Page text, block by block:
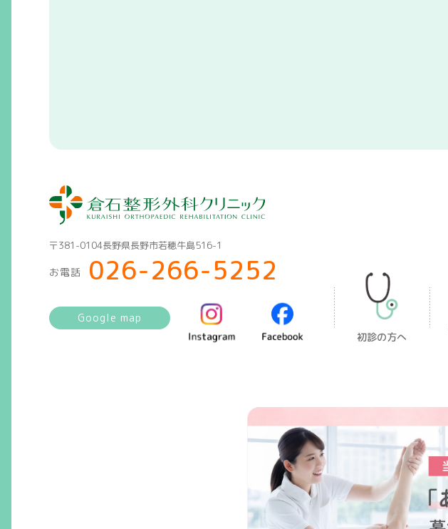
〒381-0104長野県長野市若穂牛島516-1
お電話 026-266-5252
Google map
初診の方へ